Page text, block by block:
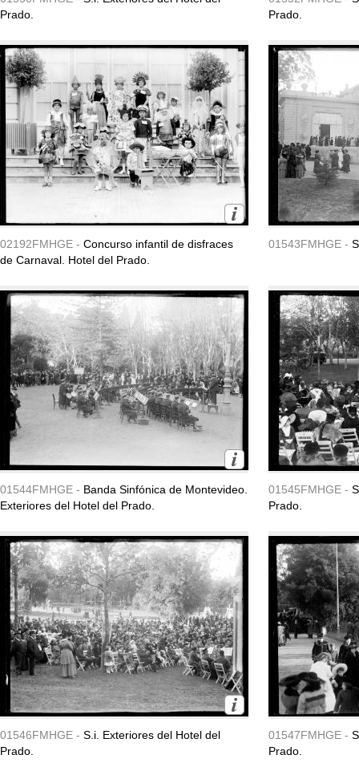
Prado.
Prado.
02192FMHGE - Concurso infantil de disfraces
de Carnaval. Hotel del Prado.
01543FMHGE -
01544FMHGE - Banda Sinfónica de Montevideo.
Exteriores del Hotel del Prado.
01545FMHGE -
Prado.
01546FMHGE - S.i. Exteriores del Hotel del
Prado.
01547FMHGE -
Prado.